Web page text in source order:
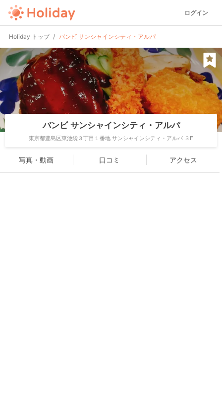
ログイン
Holiday トップ バンビ サンシャインシティ・アルパ
バンビ サンシャインシティ・アルパ
東京都豊島区東池袋３丁目１番地 サンシャインシティ・アルパ ３F
写真・動画 口コミ アクセス